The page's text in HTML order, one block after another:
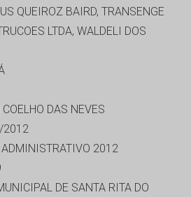
QUEIROZ BAIRD, TRANSENGE
LTDA, WALDELI DOS
DAS NEVES
2012
ADMINISTRATIVO 2012
DE SANTA RITA DO